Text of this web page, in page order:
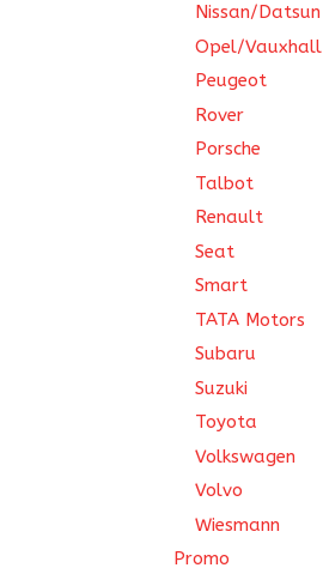
Nissan/Datsun
Opel/Vauxhall
Peugeot
Rover
Porsche
Talbot
Renault
Seat
Smart
TATA Motors
Subaru
Suzuki
Toyota
Volkswagen
Volvo
Wiesmann
Promo